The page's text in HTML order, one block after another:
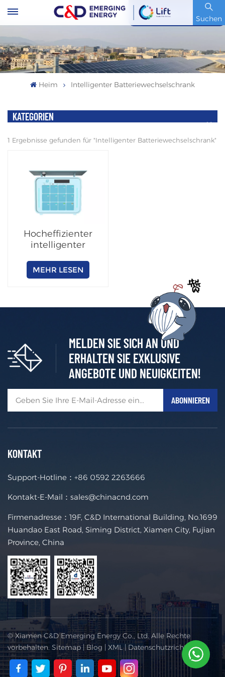
Suchen
Artikelnummer : 600153.SH
Heim Intelligenter Batteriewechselschrank
KATEGORIEN
1 Ergebnisse gefunden für "Intelligenter Batteriewechselschrank"
Hocheffizienter
intelligenter
(anpassbar)
MEHR LESEN
MELDEN SIE SICH AN UND
ERHALTEN SIE EXKLUSIVE
ANGEBOTE UND NEUIGKEITEN!
KONTAKT
Support-Hotline： +86 0592 2263666
Kontakt-E-Mail： sales@chinacnd.com
Firmenadresse：19F, C&D International Building, No.1699
Huandao East Road, Siming District, Xiamen City, Fujian
Province, China
© Xiamen C&D Emerging Energy Co., Ltd. Alle Rechte
vorbehalten. Sitemap|Blog | XML| Datenschutzrichtlinie